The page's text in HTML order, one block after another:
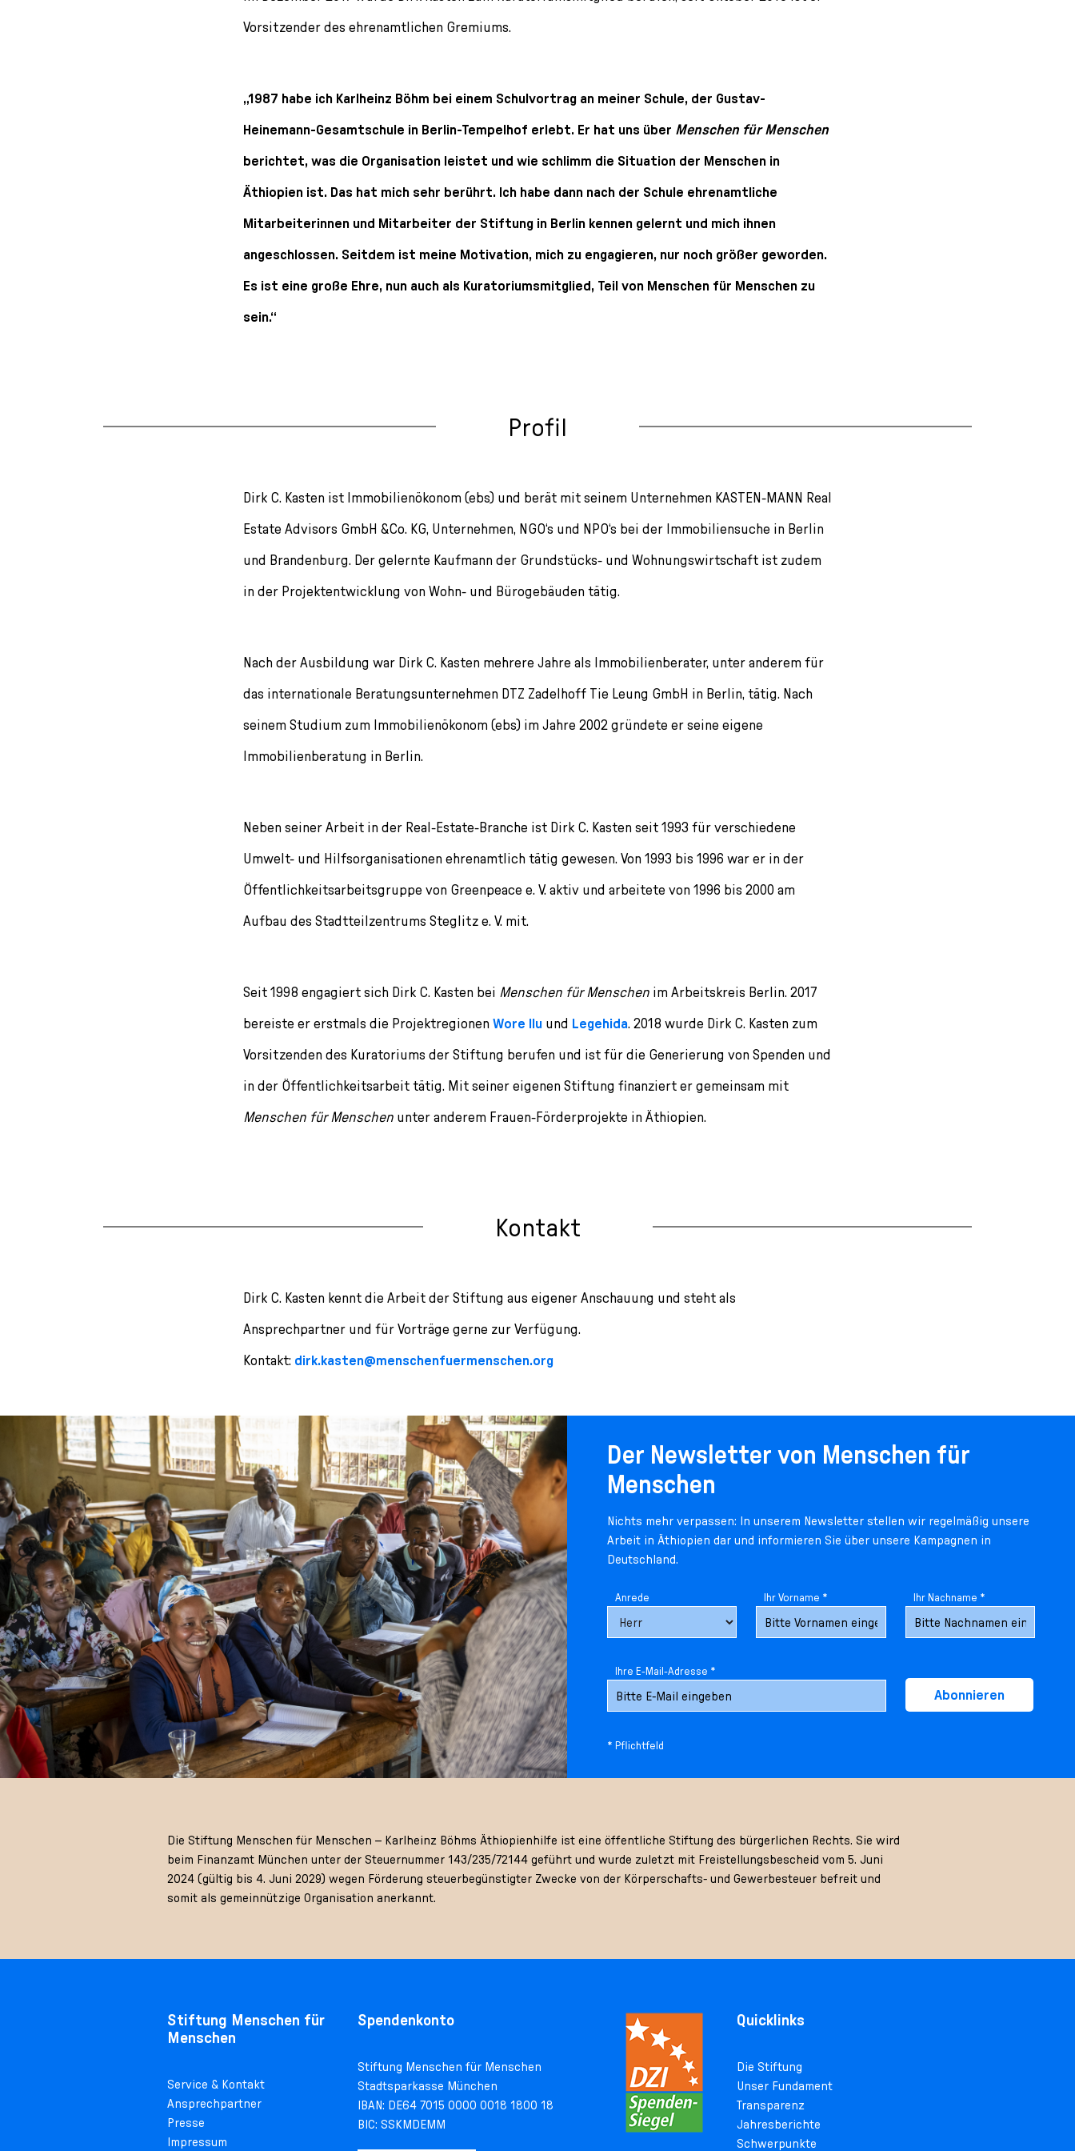
Vorsitzender des ehrenamtlichen Gremiums.
„1987 habe ich Karlheinz Böhm bei einem Schulvortrag an meiner Schule, der Gustav-
Heinemann-Gesamtschule in Berlin-Tempelhof erlebt. Er hat uns über Menschen für Menschen
berichtet, was die Organisation leistet und wie schlimm die Situation der Menschen in
Äthiopien ist. Das hat mich sehr berührt. Ich habe dann nach der Schule ehrenamtliche
Mitarbeiterinnen und Mitarbeiter der Stiftung in Berlin kennen gelernt und mich ihnen
angeschlossen. Seitdem ist meine Motivation, mich zu engagieren, nur noch größer geworden.
Es ist eine große Ehre, nun auch als Kuratoriumsmitglied, Teil von Menschen für Menschen zu
sein.“
Profil
Dirk C. Kasten ist Immobilienökonom (ebs) und berät mit seinem Unternehmen KASTEN-MANN Real
Estate Advisors GmbH &Co. KG, Unternehmen, NGO‘s und NPO‘s bei der Immobiliensuche in Berlin
und Brandenburg. Der gelernte Kaufmann der Grundstücks- und Wohnungswirtschaft ist zudem
in der Projektentwicklung von Wohn- und Bürogebäuden tätig.
Nach der Ausbildung war Dirk C. Kasten mehrere Jahre als Immobilienberater, unter anderem für
das internationale Beratungsunternehmen DTZ Zadelhoff Tie Leung GmbH in Berlin, tätig. Nach
seinem Studium zum Immobilienökonom (ebs) im Jahre 2002 gründete er seine eigene
Immobilienberatung in Berlin.
Neben seiner Arbeit in der Real-Estate-Branche ist Dirk C. Kasten seit 1993 für verschiedene
Umwelt- und Hilfsorganisationen ehrenamtlich tätig gewesen. Von 1993 bis 1996 war er in der
Öffentlichkeitsarbeitsgruppe von Greenpeace e. V. aktiv und arbeitete von 1996 bis 2000 am
Aufbau des Stadtteilzentrums Steglitz e. V. mit.
Seit 1998 engagiert sich Dirk C. Kasten bei Menschen für Menschen im Arbeitskreis Berlin. 2017
bereiste er erstmals die Projektregionen Wore Ilu und Legehida. 2018 wurde Dirk C. Kasten zum
Vorsitzenden des Kuratoriums der Stiftung berufen und ist für die Generierung von Spenden und
in der Öffentlichkeitsarbeit tätig. Mit seiner eigenen Stiftung finanziert er gemeinsam mit
Menschen für Menschen unter anderem Frauen-Förderprojekte in Äthiopien.
Kontakt
Dirk C. Kasten kennt die Arbeit der Stiftung aus eigener Anschauung und steht als
Ansprechpartner und für Vorträge gerne zur Verfügung.
Kontakt: dirk.kasten@menschenfuermenschen.org
Der Newsletter von Menschen für
Menschen
Nichts mehr verpassen: In unserem Newsletter stellen wir regelmäßig unsere
Arbeit in Äthiopien dar und informieren Sie über unsere Kampagnen in
Deutschland.
Anrede Ihr Vorname * Ihr Nachname *
Ihre E-Mail-Adresse *
Abonnieren
* Pflichtfeld
Die Stiftung Menschen für Menschen – Karlheinz Böhms Äthiopienhilfe ist eine öffentliche Stiftung des bürgerlichen Rechts. Sie wird
beim Finanzamt München unter der Steuernummer 143/235/72144 geführt und wurde zuletzt mit Freistellungsbescheid vom 5. Juni
2024 (gültig bis 4. Juni 2029) wegen Förderung steuerbegünstigter Zwecke von der Körperschafts- und Gewerbesteuer befreit und
somit als gemeinnützige Organisation anerkannt.
Stiftung Menschen für
Menschen
Service & Kontakt
Ansprechpartner
Presse
Impressum
Spendenkonto
Stiftung Menschen für Menschen
Stadtsparkasse München
IBAN: DE64 7015 0000 0018 1800 18
BIC: SSKMDEMM
Quicklinks
Die Stiftung
Unser Fundament
Transparenz
Jahresberichte
Schwerpunkte